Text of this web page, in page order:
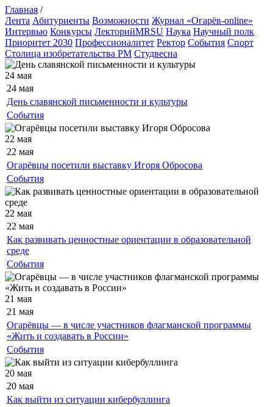
Главная /
Лента Абитуриенты Возможности Журнал «Огарёв-online»
Интервью Конкурсы ЛекторийMRSU Наука Научный полк
Приоритет 2030 Профессионалитет Ректор События Спорт
Столица изобретательства РМ Студвесна
24 мая
24 мая
День славянской письменности и культуры
События
22 мая
22 мая
Огарёвцы посетили выставку Игоря Обросова
События
22 мая
22 мая
Как развивать ценностные ориентации в образовательной
среде
События
21 мая
21 мая
Огарёвцы — в числе участников флагманской программы
«Жить и создавать в России»
События
20 мая
20 мая
Как выйти из ситуации кибербуллинга